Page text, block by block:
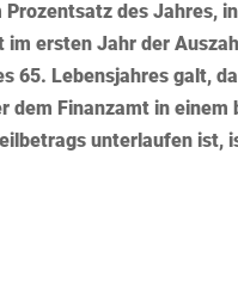
des Jahres,
im ersten Jahr der
65. Lebensjahres galt,
dem Finanzamt in
unterlaufen ist,